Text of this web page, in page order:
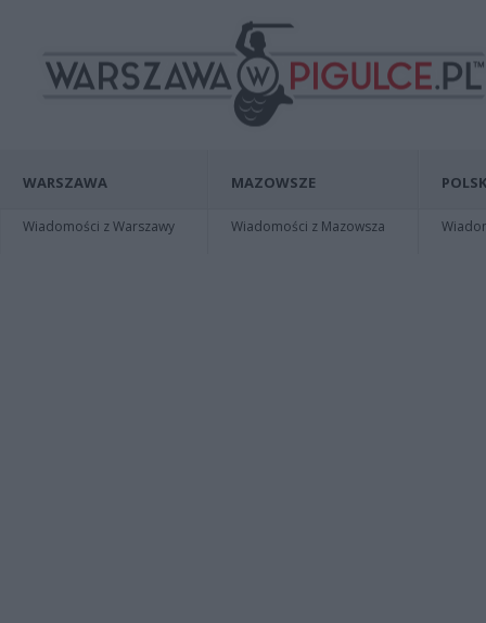
WARSZAWA
Wiadomości z Warszawy
MAZOWSZE
Wiadomości z Mazowsza